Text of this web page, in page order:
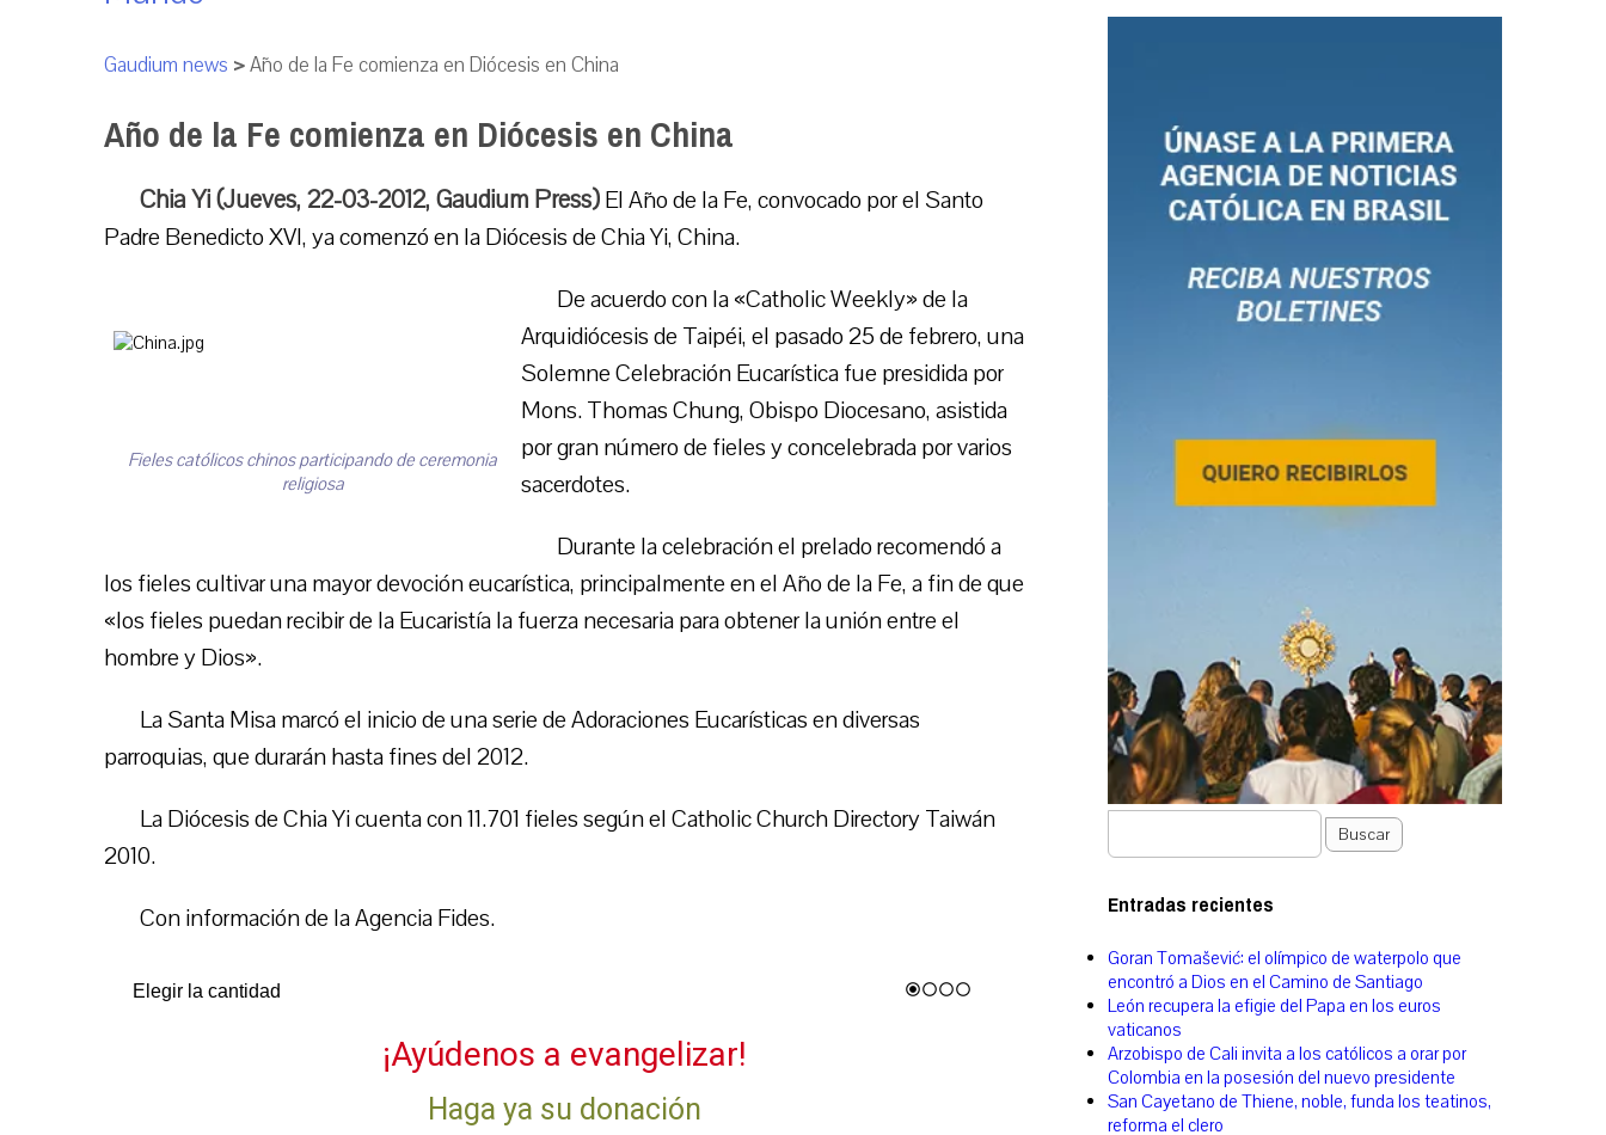
Gaudium news >Año de la Fe comienza en Diócesis en China
Año de la Fe comienza en Diócesis en China
Chia Yi (Jueves, 22-03-2012, Gaudium Press)El Año de la Fe, convocado por el Santo
Padre Benedicto XVI, ya comenzó en la Diócesis de Chia Yi, China.
Fieles católicos chinos participando de ceremonia
religiosa
De acuerdo con la «Catholic Weekly» de la
Arquidiócesis de Taipéi, el pasado 25 de febrero, una
Solemne Celebración Eucarística fue presidida por
Mons. Thomas Chung, Obispo Diocesano, asistida
por gran número de fieles y concelebrada por varios
sacerdotes.
Durante la celebración el prelado recomendó a
los fieles cultivar una mayor devoción eucarística, principalmente en el Año de la Fe, a fin de que
«los fieles puedan recibir de la Eucaristía la fuerza necesaria para obtener la unión entre el
hombre y Dios».
La Santa Misa marcó el inicio de una serie de Adoraciones Eucarísticas en diversas
parroquias, que durarán hasta fines del 2012.
La Diócesis de Chia Yi cuenta con 11.701 fieles según el Catholic Church Directory Taiwán
2010.
Con información de la Agencia Fides.
Buscar
Entradas recientes
Goran Tomašević: el olímpico de waterpolo que
encontró a Dios en el Camino de Santiago
León recupera la efigie del Papa en los euros
vaticanos
Arzobispo de Cali invita a los católicos a orar por
Colombia en la posesión del nuevo presidente
San Cayetano de Thiene, noble, funda los teatinos,
reforma el clero